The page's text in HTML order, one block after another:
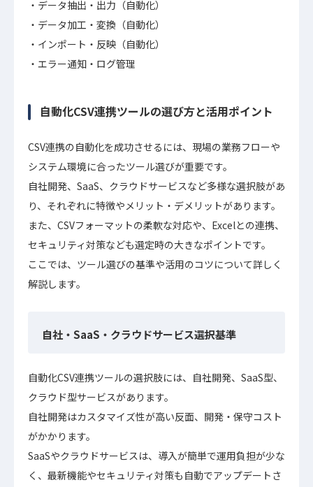
データ抽出・出力（自動化）
データ加工・変換（自動化）
インポート・反映（自動化）
エラー通知・ログ管理
自動化CSV連携ツールの選び方と活用ポイント
CSV連携の自動化を成功させるには、現場の業務フローや
システム環境に合ったツール選びが重要です。
自社開発、SaaS、クラウドサービスなど多様な選択肢があ
り、それぞれに特徴やメリット・デメリットがあります。
また、CSVフォーマットの柔軟な対応や、Excelとの連携、
セキュリティ対策なども選定時の大きなポイントです。
ここでは、ツール選びの基準や活用のコツについて詳しく
解説します。
自社・SaaS・クラウドサービス選択基準
自動化CSV連携ツールの選択肢には、自社開発、SaaS型、
クラウド型サービスがあります。
自社開発はカスタマイズ性が高い反面、開発・保守コスト
がかかります。
SaaSやクラウドサービスは、導入が簡単で運用負担が少な
く、最新機能やセキュリティ対策も自動でアップデートさ